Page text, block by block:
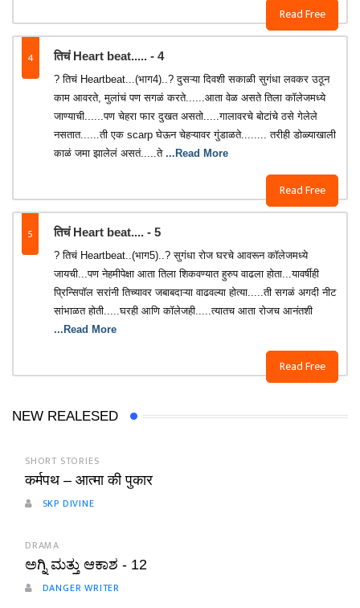
Read Free
4 तिचं Heart beat..... - 4
Read Free
? तिचं Heartbeat...(भाग4)..? दुसऱ्या दिवशी सकाळी सुगंधा लवकर उठून
काम आवरते, मुलांचं पण सगळं करते......आता वेळ असते तिला कॉलेजमध्ये
जाण्याची......पण चेहरा फार दुखत असतो.....गालावरचे बोटांचे ठसे गेलेले
नसतात......ती एक scarp घेऊन चेहऱ्यावर गुंडाळते........ तरीही डोळ्याखाली
काळं जमा झालेलं असतं.....ते ...Read More
5 तिचं Heart beat.... - 5
Read Free
? तिचं Heartbeat..(भाग5)..? सुगंधा रोज घरचे आवरून कॉलेजमध्ये
जायची...पण नेहमीपेक्षा आता तिला शिकवण्यात हुरुप वाढला होता...यावर्षीही
प्रिन्सिपॉल सरांनी तिच्यावर जबाबदाऱ्या वाढवल्या होत्या.....ती सगळं अगदी नीट
सांभाळत होती.....घरही आणि कॉलेजही.....त्यातच आता रोजच आनंतशी
...Read More
NEW REALESED
SHORT STORIES
कर्मपथ – आत्मा की पुकार
SKP DIVINE
DRAMA
ಅಗ್ನಿ ಮತ್ತು ಆಕಾಶ - 12
DANGER WRITER